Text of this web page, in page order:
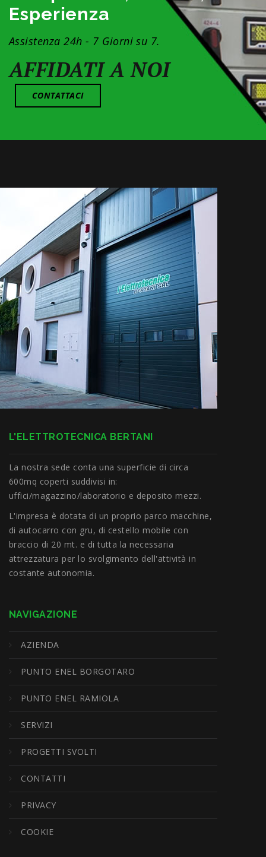
Esperienza
Assistenza 24h - 7 Giorni su 7.
AFFIDATI A NOI
CONTATTACI
L'ELETTROTECNICA BERTANI
La nostra sede conta una superficie di circa
600mq coperti suddivisi in:
uffici/magazzino/laboratorio e deposito mezzi.
L'impresa è dotata di un proprio parco macchine,
di autocarro con gru, di cestello mobile con
braccio di 20 mt. e di tutta la necessaria
attrezzatura per lo svolgimento dell'attività in
costante autonomia.
NAVIGAZIONE
AZIENDA
PUNTO ENEL BORGOTARO
PUNTO ENEL RAMIOLA
SERVIZI
PROGETTI SVOLTI
CONTATTI
PRIVACY
COOKIE